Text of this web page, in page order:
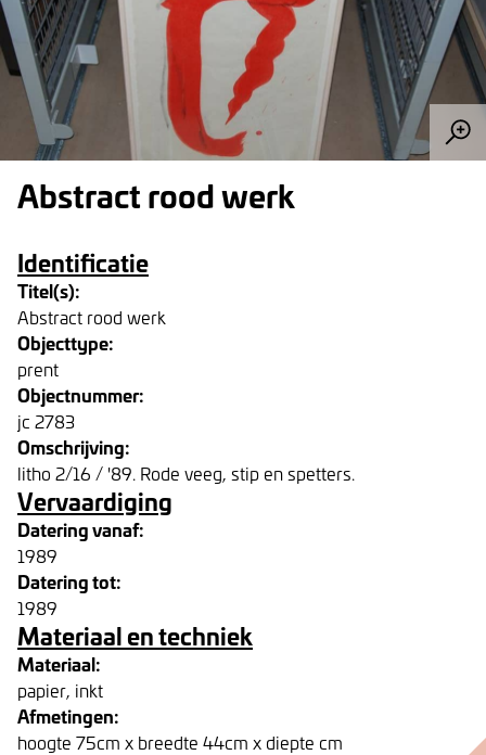
Abstract rood werk
Identificatie
Titel(s):
Abstract rood werk
Objecttype:
prent
Objectnummer:
jc 2783
Omschrijving:
litho 2/16 / '89. Rode veeg, stip en spetters.
Vervaardiging
Datering vanaf:
1989
Datering tot:
1989
Materiaal en techniek
Materiaal:
papier, inkt
Afmetingen:
hoogte 75cm x breedte 44cm x diepte cm